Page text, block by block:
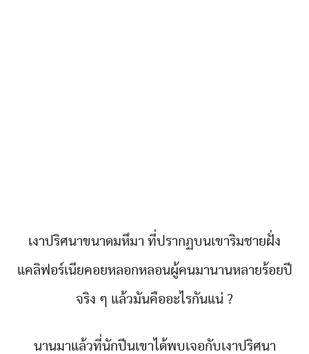
เงาปริศนาขนาดมหึมา ที่ปรากฏบนเขาริมชายฝั่ง
แคลิฟอร์เนียคอยหลอกหลอนผู้คนมานานหลายร้อยปี
จริง ๆ แล้วมันคืออะไรกันแน่ ?
นานมาแล้วที่นักปีนเขาได้พบเจอกับเงาปริศนา